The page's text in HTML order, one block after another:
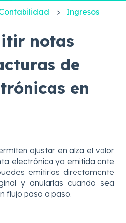
Ingresos
notas
de
en
ajustar en alza el valor
electrónica ya emitida ante
emitirlas directamente
y anularlas cuando sea
flujo paso a paso.